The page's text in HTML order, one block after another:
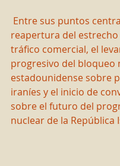
reapertura del estrecho
tráfico comercial, el
progresivo del bloqueo
estadounidense sobre
iraníes y el inicio de
sobre el futuro del
nuclear de la República